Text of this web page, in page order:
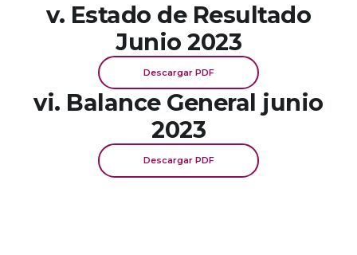
v. Estado de Resultado
Junio 2023
Descargar PDF
vi. Balance General junio
2023
Descargar PDF